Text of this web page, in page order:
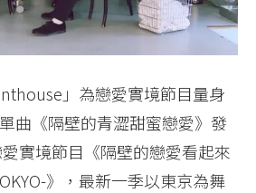
」為戀愛實境節目量身
曲《隔壁的青澀甜蜜戀愛》發
實境節目《隔壁的戀愛看起來
》，最新一季以東京為舞